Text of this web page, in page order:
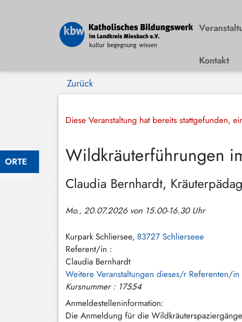
ORTE
Kontakt
Zurück
Diese Veranstaltung hat bereits stattgefunden,
Wildkräuterführungen
Claudia Bernhardt,
Mo., 20.07.2026 von 15.00-16.30 Uhr
Kurpark Schliersee, 83727 Schlierseee
Referent/in :
Claudia Bernhardt
Weitere Veranstaltungen dieses/r Referenten/in
Kursnummer : 17554
Anmeldestelleninformation:
Die Anmeldung für die
Wiessee
Bayrischzell
Darching
Elbach
Gmund
Großhartpenning
Hausham
Holzkirchen
Hundham
Irschenberg
Kreuth
Leitzachtal
Miesbach